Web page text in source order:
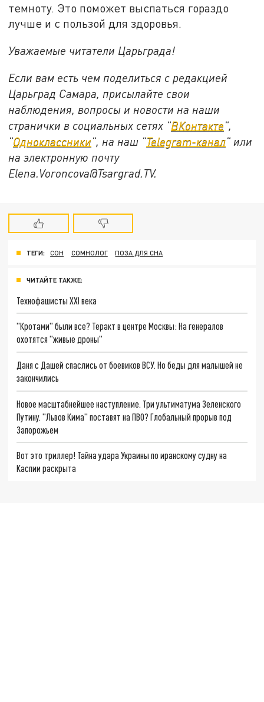
темноту. Это поможет выспаться гораздо
лучше и с пользой для здоровья.
Уважаемые читатели Царьграда!
Если вам есть чем поделиться с редакцией
Царьград Самара, присылайте свои
наблюдения, вопросы и новости на наши
странички в социальных сетях "ВКонтакте",
"Одноклассники", на наш "Telegram-канал" или
на электронную почту
Elena.Voroncova@Tsargrad.TV.
ТЕГИ: СОН СОМНОЛОГ ПОЗА ДЛЯ СНА
ЧИТАЙТЕ ТАКЖЕ:
Технофашисты XXI века
"Кротами" были все? Теракт в центре Москвы: На генералов
охотятся "живые дроны"
Даня с Дашей спаслись от боевиков ВСУ. Но беды для малышей не
закончились
Новое масштабнейшее наступление. Три ультиматума Зеленского
Путину. "Львов Кима" поставят на ПВО? Глобальный прорыв под
Запорожьем
Вот это триллер! Тайна удара Украины по иранскому судну на
Каспии раскрыта